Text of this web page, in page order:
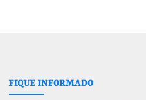
FIQUE INFORMADO